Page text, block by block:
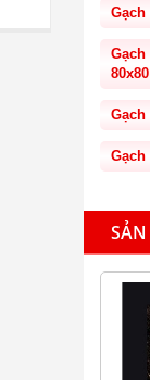
Gạch
80x80
Gạch
Gạch